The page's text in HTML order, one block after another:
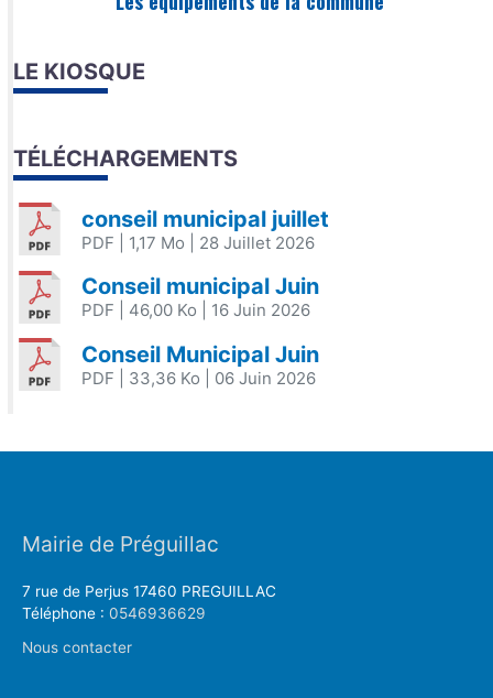
LE KIOSQUE
TÉLÉCHARGEMENTS
conseil municipal juillet
PDF | 1,17 Mo | 28 Juillet 2026
Conseil municipal Juin
PDF | 46,00 Ko | 16 Juin 2026
Conseil Municipal Juin
PDF | 33,36 Ko | 06 Juin 2026
Mairie de Préguillac
7 rue de Perjus 17460 PREGUILLAC
Téléphone : 0546936629
Nous contacter